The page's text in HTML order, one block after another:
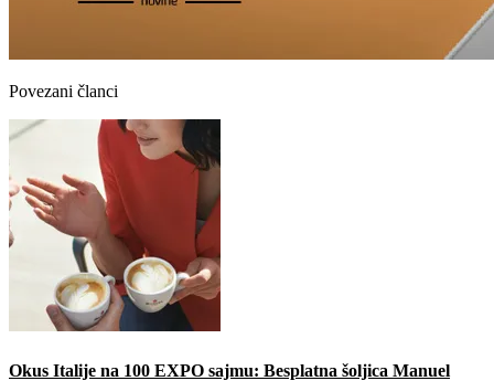
Povezani članci
Okus Italije na 100 EXPO sajmu: Besplatna šoljica Manuel